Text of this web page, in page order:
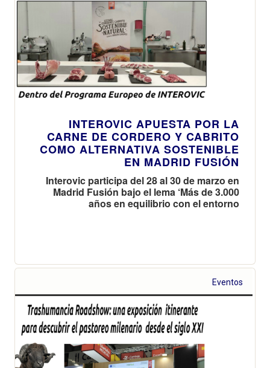
INTEROVIC APUESTA POR LA
CARNE DE CORDERO Y CABRITO
COMO ALTERNATIVA SOSTENIBLE
EN MADRID FUSIÓN
Interovic participa del 28 al 30 de marzo en
Madrid Fusión bajo el lema ‘Más de 3.000
años en equilibrio con el entorno
Eventos